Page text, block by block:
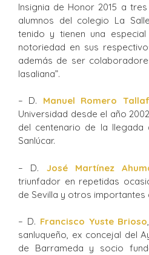
Insignia de Honor 2015 a
alumnos del colegio La
tenido y tienen una
notoriedad en sus
además de ser
lasaliana”.
– D. Manuel Romero
Universidad desde el año
del centenario de la
Sanlúcar.
– D. José Martínez
triunfador en repetidas
de Sevilla y otros importantes
– D. Francisco Yuste Brioso
sanluqueño, ex concejal del
de Barrameda y socio